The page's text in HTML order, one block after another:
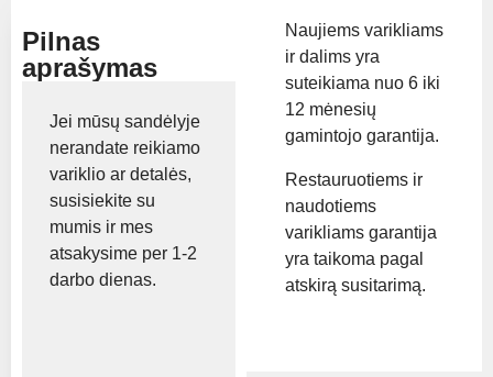
Pilnas
aprašymas
Jei mūsų sandėlyje
nerandate reikiamo
variklio ar detalės,
susisiekite su
mumis ir mes
atsakysime per 1-2
darbo dienas.
Naujiems varikliams
ir dalims yra
suteikiama nuo 6 iki
12 mėnesių
gamintojo garantija.
Restauruotiems ir
naudotiems
varikliams garantija
yra taikoma pagal
atskirą susitarimą.